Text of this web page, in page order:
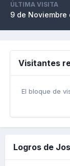
ÚLTIMA VISITA
9 de Noviembre
Visitantes
El bloque de
Logros de